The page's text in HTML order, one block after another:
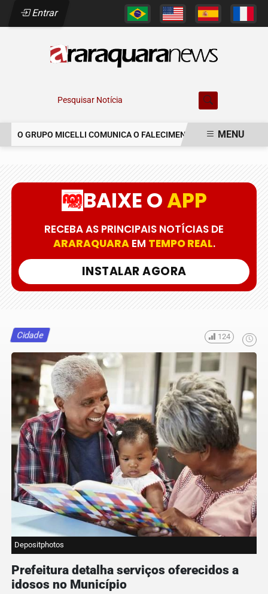
Entrar
Pesquisar Notícia
O GRUPO MICELLI COMUNICA O FALECIMENTO DO SR. MARCELO
MENU
BAIXE OAPP
RECEBA AS PRINCIPAIS NOTÍCIAS DE
ARARAQUARAEM TEMPO REAL.
INSTALAR AGORA
Cidade 124
Depositphotos
Prefeitura detalha serviços oferecidos a
idosos no Município